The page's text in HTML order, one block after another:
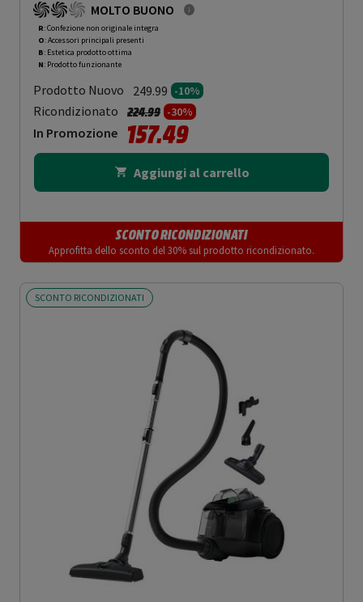
MOLTO BUONO
R: Confezione non originale integra
O: Accessori principali presenti
B: Estetica prodotto ottima
N: Prodotto funzionante
Prodotto Nuovo 249.99 -10%
Ricondizionato Prezzo ridotto da
224.99a-30%
In Promozione 157.49
Aggiungi al carrello
SCONTO RICONDIZIONATI
Approfitta dello sconto del 30% sul prodotto ricondizionato.
SCONTO RICONDIZIONATI